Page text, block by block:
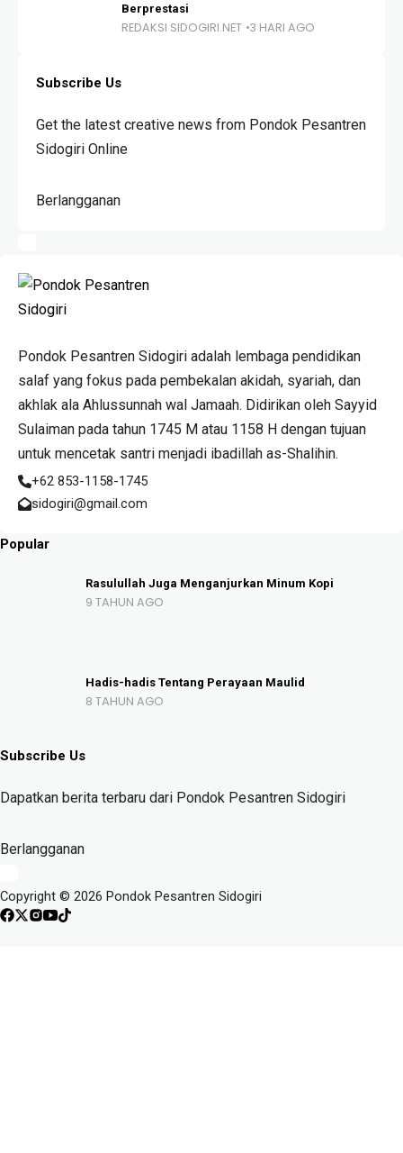
Berprestasi
REDAKSI SIDOGIRI.NET 3 HARI AGO
Subscribe Us
Get the latest creative news from Pondok Pesantren
Sidogiri Online
Berlangganan
Pondok Pesantren Sidogiri adalah lembaga pendidikan
salaf yang fokus pada pembekalan akidah, syariah, dan
akhlak ala Ahlussunnah wal Jamaah. Didirikan oleh Sayyid
Sulaiman pada tahun 1745 M atau 1158 H dengan tujuan
untuk mencetak santri menjadi ibadillah as-Shalihin.
+62 853-1158-1745
sidogiri@gmail.com
Popular
Rasulullah Juga Menganjurkan Minum Kopi
9 TAHUN AGO
Hadis-hadis Tentang Perayaan Maulid
8 TAHUN AGO
Subscribe Us
Dapatkan berita terbaru dari Pondok Pesantren Sidogiri
Berlangganan
Copyright © 2026 Pondok Pesantren Sidogiri